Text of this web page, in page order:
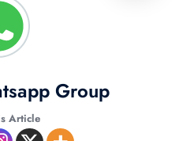
Group
Article